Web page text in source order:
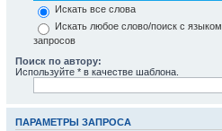
Искать все слова
Искать любое слово/поиск с языком
запросов
Поиск по автору:
Используйте * в качестве шаблона.
ПАРАМЕТРЫ ЗАПРОСА